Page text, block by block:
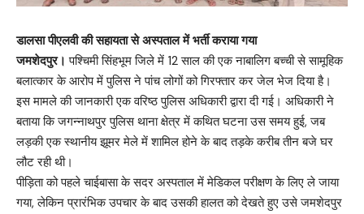
डालसा पीएलवी की सहायता से अस्पताल में भर्ती कराया गया
जमशेदपुर। पश्चिमी सिंहभूम जिले में 12 साल की एक नाबालिग बच्ची से सामूहिक
बलात्कार के आरोप में पुलिस ने पांच लोगों को गिरफ्तार कर जेल भेज दिया है।
इस मामले की जानकारी एक वरिष्ठ पुलिस अधिकारी द्वारा दी गई। अधिकारी ने
बताया कि जगन्नाथपुर पुलिस थाना क्षेत्र में कथित घटना उस समय हुई, जब
लड़की एक स्थानीय झूमर मेले में शामिल होने के बाद तड़के करीब तीन बजे घर
लौट रही थी।
पीड़िता को पहले चाईबासा के सदर अस्पताल में मेडिकल परीक्षण के लिए ले जाया
गया, लेकिन प्रारंभिक उपचार के बाद उसकी हालत को देखते हुए उसे जमशेदपुर